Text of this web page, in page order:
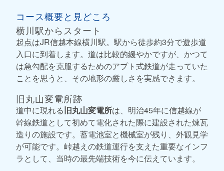
コース概要と見どころ
横川駅からスタート
起点はJR信越本線横川駅。駅から徒歩約3分で遊歩道
入口に到着します。道は比較的緩やかですが、かつて
は急勾配を克服するためのアプト式鉄道が走っていた
ことを思うと、その地形の厳しさを実感できます。
旧丸山変電所跡
道中に現れる旧丸山変電所は、明治45年に信越線が
幹線鉄道として初めて電化された際に建設された煉瓦
造りの施設です。蓄電池室と機械室が残り、外観見学
が可能です。峠越えの鉄道運行を支えた重要なインフ
ラとして、当時の最先端技術を今に伝えています。